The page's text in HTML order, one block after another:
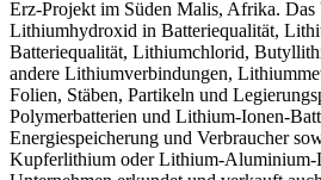
Erz-Projekt im Süden Malis, Afrika. Das
Lithiumhydroxid in Batteriequalität,
Batteriequalität, Lithiumchlorid,
andere Lithiumverbindungen,
Folien, Stäben, Partikeln und
Polymerbatterien und Lithium-Ionen-
Energiespeicherung und Verbraucher
Kupferlithium oder Lithium-Aluminium-